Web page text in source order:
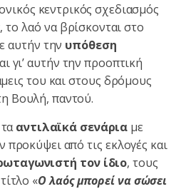
κεντρικός σχεδιασμός
το λαό να βρίσκονται στο
αυτήν την υπόθεση
γι’ αυτήν την προοπτική
του και στους δρόμους
Βουλή, παντού.
αντιλαϊκά σενάρια με
από τις εκλογές και
τον ίδιο, τους
«Ο λαός μπορεί να σώσει